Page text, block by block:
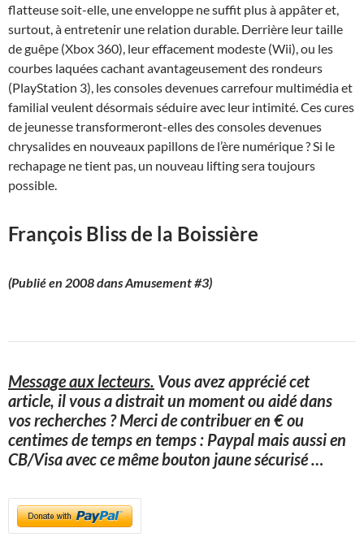
flatteuse soit-elle, une enveloppe ne suffit plus à appâter et,
surtout, à entretenir une relation durable. Derrière leur taille
de guêpe (Xbox 360), leur effacement modeste (Wii), ou les
courbes laquées cachant avantageusement des rondeurs
(PlayStation 3), les consoles devenues carrefour multimédia et
familial veulent désormais séduire avec leur intimité. Ces cures
de jeunesse transformeront-elles des consoles devenues
chrysalides en nouveaux papillons de l’ère numérique ? Si le
rechapage ne tient pas, un nouveau lifting sera toujours
possible.
François Bliss de la Boissière
(Publié en 2008 dans Amusement #3)
Message aux lecteurs. Vous avez apprécié cet
article, il vous a distrait un moment ou aidé dans
vos recherches ? Merci de contribuer en € ou
centimes de temps en temps : Paypal mais aussi en
CB/Visa avec ce même bouton jaune sécurisé…